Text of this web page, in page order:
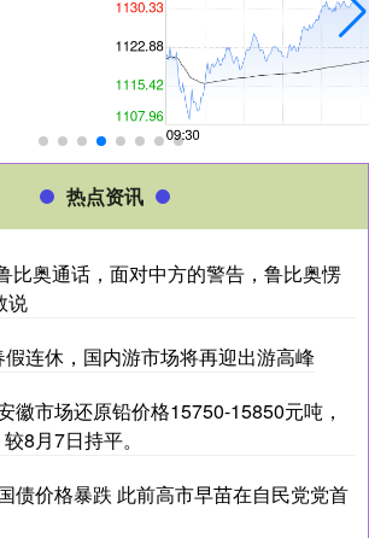
热点资讯
比奥通话，面对中方的警告，鲁比奥愣
说
假连休，国内游市场将再迎出游高峰
徽市场还原铅价格15750-15850元吨，
8月7日持平。
债价格暴跌 此前高市早苗在自民党党首